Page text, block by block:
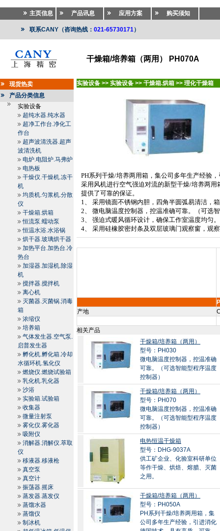
主页信息 产品讯息 应用方案 购买须知
联系CANY（咨询热线： 021-65730171）
干燥箱/培养箱（两用） PH070A
现货热卖
产品分类信息
实验设备
超纯水器.纯水器
超净工作台.净化工
作台
超声波清洗器.超声
波清洗机
电炉.电阻炉.马弗炉
电热板
干燥仪.干燥机.冻干
机
均质机.匀浆机.分散
仪
干燥箱.烘箱
恒流泵.蠕动泵
恒温水浴.水浴锅
烘干器.玻璃烘干器
加热平台.加热台.冷
热台
加湿器.加湿机.除湿
机
搅拌器.搅拌机
离心机
灭菌器.灭菌锅.消毒
箱
浓缩仪
培养箱
气体发生器.空气泵.
启普发生器
孵化机.孵化箱.冷却
水循环机.氢化仪
燃烧仪.燃烧试验箱
乳化机.乳化器
沙浴
实验箱.试验箱
收集器
微量注射泵
雾化仪.雾化器
吸附仪
消解器.消解仪.萃取
仪
移液器.移液枪
真空泵
真空计
振荡器.摇床
蒸发器.蒸发仪
蒸馏水器
蒸馏仪
制冰机
实验设备 >> 实验设备 >> 干燥箱.烘箱 >> 理化干燥箱
PH系列干燥/培养两用箱，集公司多年生产经验
采用风机进行空气强迫对流的新型干燥/培养两用
提供了可靠的保证。
1、 采用镜面不锈钢内胆，四角半圆弧易清洁，
2、 微电脑温度控制器，控温准确可靠。（可选
3、 强迫式暖风循环设计，确保工作室温度均匀。
4、 采用硅橡胶密封条及双层玻璃门观察窗，观
产地
相关产品
干燥箱/培养箱（两用）
型号：PH030
微电脑温度控制器，控温准确
可靠。（可选智能型程序温度
控制器）
干燥箱/培养箱（两用）
型号：PH070
微电脑温度控制器，控温准确
可靠。（可选智能型程序温度
控制器）
电热恒温干燥箱
型号：DHG-9037A
供工矿企业、化验室科研单位
等作干燥、烘焙、熔腊、灭菌
之用。
干燥箱/培养箱（两用）
型号：PH050A
PH系列干燥/培养两用箱，集
公司多年生产经验，引进消化